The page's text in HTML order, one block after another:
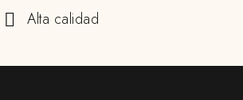
Alta calidad